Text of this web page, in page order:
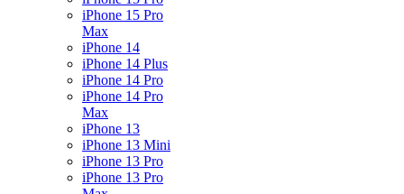
iPhone 15 Pro
Max
iPhone 14
iPhone 14 Plus
iPhone 14 Pro
iPhone 14 Pro
Max
iPhone 13
iPhone 13 Mini
iPhone 13 Pro
iPhone 13 Pro